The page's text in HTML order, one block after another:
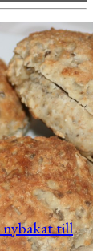
till